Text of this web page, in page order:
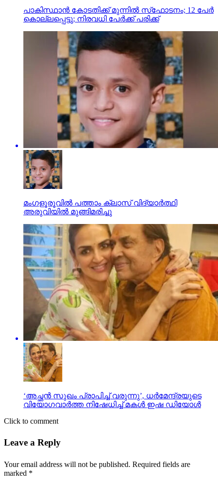
പാകിസ്ഥാന്‍ കോടതിക്ക് മുന്നില്‍ സ്‌ഫോടനം; 12 പേര്‍
കൊല്ലപ്പെട്ടു; നിരവധി പേര്‍ക്ക് പരിക്ക്
മംഗളൂരൂവില്‍ പത്താം ക്ലാസ് വിദ്യാര്‍ത്ഥി
അരുവിയില്‍ മുങ്ങിമരിച്ചു
‘അച്ഛന്‍ സുഖം പ്രാപിച്ച് വരുന്നു’, ധര്‍മേന്ദ്രയുടെ
വിയോഗവാര്‍ത്ത നിഷേധിച്ച് മകള്‍ ഇഷ ഡിയോള്‍
Click to comment
Leave a Reply
Your email address will not be published. Required fields are
marked *